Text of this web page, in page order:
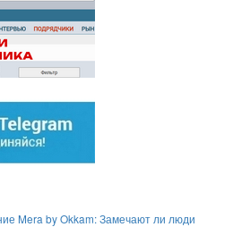
Mera by Okkam: Замечают ли люди